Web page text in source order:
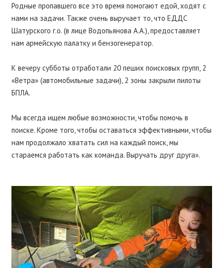
Родные пропавшего все это время помогают едой, ходят с
нами на задачи. Также очень выручает то, что ЕДДС
Шатурского г.о. (в лице Водопьянова А.А.), предоставляет
нам армейскую палатку и бензогенератор.
К вечеру субботы отработали 20 пеших поисковых групп, 2
«Ветра» (автомобильные задачи), 2 зоны закрыли пилоты
БПЛА.
Мы всегда ищем любые возможности, чтобы помочь в
поиске. Кроме того, чтобы оставаться эффективными, чтобы
нам продолжало хватать сил на каждый поиск, мы
стараемся работать как команда. Выручать друг друга».